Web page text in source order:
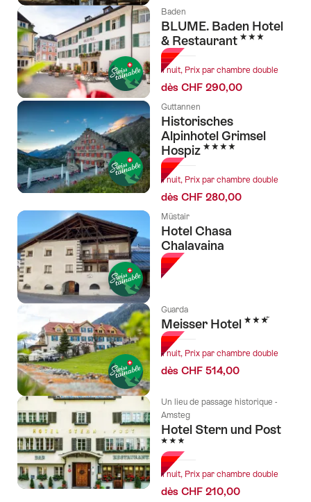
Baden
BLUME. Baden Hotel
& Restaurant 3 étoiles
1 nuit, Prix par chambre double
dès CHF 290,00
Guttannen
Historisches
Alpinhotel Grimsel
Hospiz 4 étoiles
1 nuit, Prix par chambre double
dès CHF 280,00
Müstair
Hotel Chasa
Chalavaina
Guarda
Meisser Hotel 3 étoiles
1 nuit, Prix par chambre double
dès CHF 514,00
Un lieu de passage historique -
Amsteg
Hotel Stern und Post
3 étoiles
1 nuit, Prix par chambre double
dès CHF 210,00